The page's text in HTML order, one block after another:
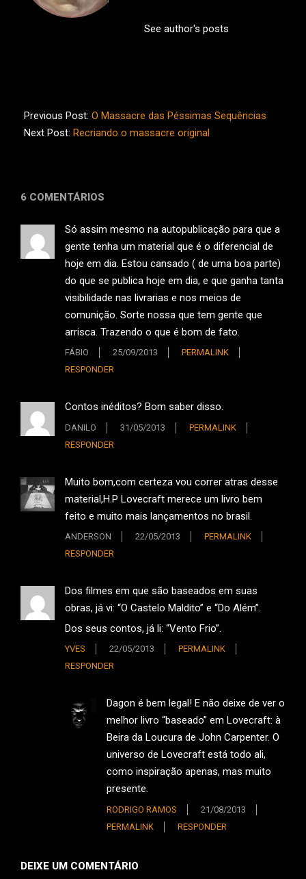
See author's posts
05-
22
Previous Post: O Massacre das Péssimas Sequências
Next Post: Recriando o massacre original
6 COMENTÁRIOS
Só assim mesmo na autopublicação para que a
gente tenha um material que é o diferencial de
hoje em dia. Estou cansado ( de uma boa parte)
do que se publica hoje em dia, e que ganha tanta
visibilidade nas livrarias e nos meios de
comunição. Sorte nossa que tem gente que
arrisca. Trazendo o que é bom de fato.
FÁBIO 25/09/2013
PERMALINK
RESPONDER
Contos inéditos? Bom saber disso.
DANILO 31/05/2013
PERMALINK
RESPONDER
Muito bom,com certeza vou correr atras desse
material,H.P Lovecraft merece um livro bem
feito e muito mais lançamentos no brasil.
ANDERSON 22/05/2013
PERMALINK
RESPONDER
Dos filmes em que são baseados em suas
obras, já vi: “O Castelo Maldito” e “Do Além”.
Dos seus contos, já li: “Vento Frio”.
YVES 22/05/2013
PERMALINK
RESPONDER
Dagon é bem legal! E não deixe de ver o
melhor livro “baseado” em Lovecraft: à
Beira da Loucura de John Carpenter. O
universo de Lovecraft está todo ali,
como inspiração apenas, mas muito
presente.
RODRIGO RAMOS
21/08/2013
PERMALINK
RESPONDER
DEIXE UM COMENTÁRIO